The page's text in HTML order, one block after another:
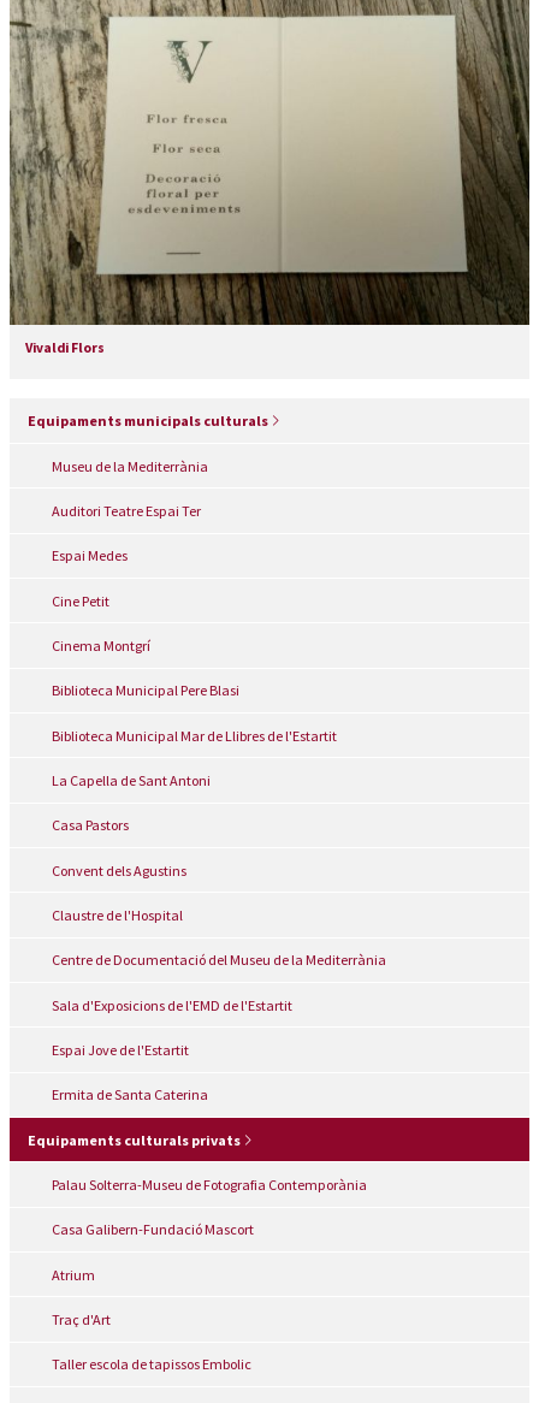
Vivaldi Flors
Equipaments municipals culturals
Museu de la Mediterrània
Auditori Teatre Espai Ter
Espai Medes
Cine Petit
Cinema Montgrí
Biblioteca Municipal Pere Blasi
Biblioteca Municipal Mar de Llibres de l'Estartit
La Capella de Sant Antoni
Casa Pastors
Convent dels Agustins
Claustre de l'Hospital
Centre de Documentació del Museu de la Mediterrània
Sala d'Exposicions de l'EMD de l'Estartit
Espai Jove de l'Estartit
Ermita de Santa Caterina
Equipaments culturals privats
Palau Solterra-Museu de Fotografia Contemporània
Casa Galibern-Fundació Mascort
Atrium
Traç d'Art
Taller escola de tapissos Embolic